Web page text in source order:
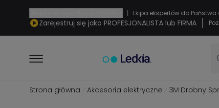
| Ekipa ekspertów do
Zarejestruj się jako PROFESJONALISTA lub FIRMA
Strona główna Akcesoria elektryczne 3M Drobny